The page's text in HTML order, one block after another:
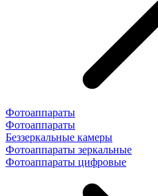
Фотоаппараты
Фотоаппараты
Беззеркальные камеры
Фотоаппараты зеркальные
Фотоаппараты цифровые